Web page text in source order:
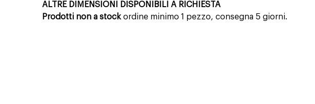
ALTRE DIMENSIONI DISPONIBILI A RICHIESTA
Prodotti non a stock ordine minimo 1 pezzo, consegna 5 giorni.